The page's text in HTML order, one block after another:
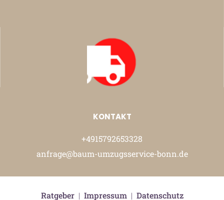
KONTAKT
+4915792653328
anfrage@baum-umzugsservice-bonn.de
Ratgeber| Impressum| Datenschutz